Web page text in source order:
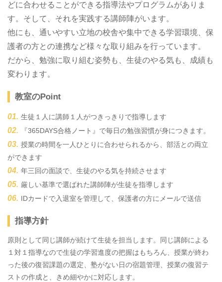
どに合わせることができる指導法やプログラムがありま
す。そして、それを実践する講師陣がいます。
他にも、通いやすい立地の校舎や集中できる学習環境、保
護者の方との連携など様々な取り組みを行っています。
だから、勉強に取り組む姿勢も、生徒のやる気も、成績も
変わります。
教室のPoint
生徒１人に講師１人がつきっきりで指導します
『365DAYS合格ノート』で毎日の勉強習慣が身につきます。
授業の時間を一人ひとりに合わせられるから、部活との両立
ができます
年三回の面談で、生徒のやる気を持続させます
厳しい基準で選ばれた講師陣が生徒を指導します
IDカードで入退室を管理して、保護者の方にメールで送信
指導方針
原則として同じ講師が続けて生徒を担当します。同じ講師による
１対１指導なので生徒の学習進度の把握はもちろん、授業が終わ
った後の復習課題の選定、塾がない日の宿題管理、授業の復習テ
ストの作成と、きめ細やかに対応します。